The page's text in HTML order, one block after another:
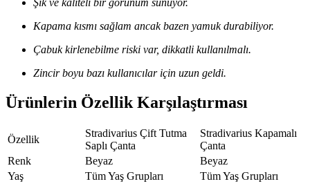
Kapama kısmı sağlam ancak bazen yamuk durabiliyor.
Çabuk kirlenebilme riski var, dikkatli kullanılmalı.
Zincir boyu bazı kullanıcılar için uzun geldi.
Ürünlerin Özellik Karşılaştırması
Özellik
Stradivarius Çift Tutma
Saplı Çanta
Stradivarius Kapamalı
Çanta
Renk
Beyaz
Beyaz
Yaş
Tüm Yaş Grupları
Tüm Yaş Grupları